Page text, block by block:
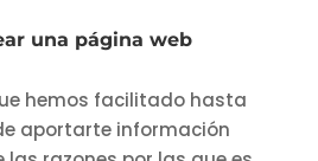
una página web
hemos facilitado hasta
aportarte información